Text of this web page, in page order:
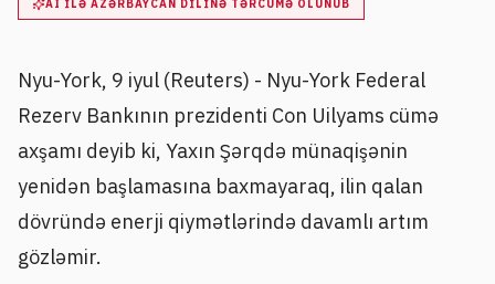
AI ILƏ AZƏRBAYCAN DILINƏ TƏRCÜMƏ OLUNUB
Nyu-York, 9 iyul (Reuters) - Nyu-York Federal
Rezerv Bankının prezidenti Con Uilyams cümə
axşamı deyib ki, Yaxın Şərqdə münaqişənin
yenidən başlamasına baxmayaraq, ilin qalan
dövründə enerji qiymətlərində davamlı artım
gözləmir.